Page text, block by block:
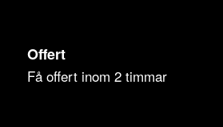
Offert
Få offert inom 2 timmar